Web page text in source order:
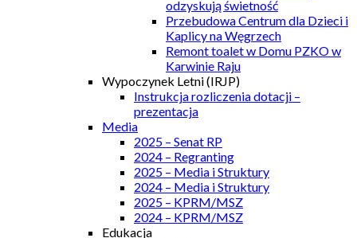
odzyskują świetność
Przebudowa Centrum dla Dzieci i
Kaplicy na Węgrzech
Remont toalet w Domu PZKO w
Karwinie Raju
Wypoczynek Letni (IRJP)
Instrukcja rozliczenia dotacji –
prezentacja
Media
2025 – Senat RP
2024 – Regranting
2025 – Media i Struktury
2024 – Media i Struktury
2025 – KPRM/MSZ
2024 – KPRM/MSZ
Edukacja